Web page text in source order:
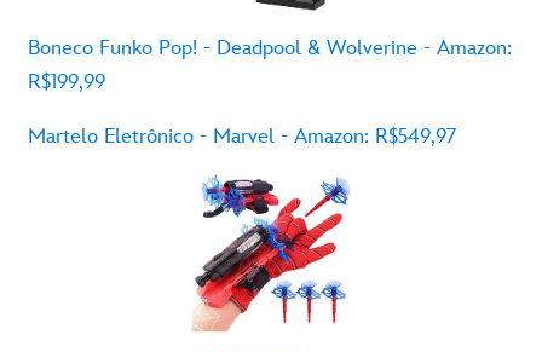
Boneco Funko Pop! - Deadpool & Wolverine - Amazon:
R$199,99
Martelo Eletrônico - Marvel - Amazon: R$549,97